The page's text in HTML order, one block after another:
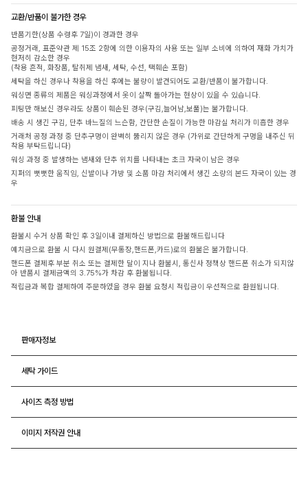
교환/반품이 불가한 경우
반품기한(상품 수령후 7일)이 경과한 경우
공정거래, 표준약관 제 15조 2항에 의한 이용자의 사용 또는 일부 소비에 의하여 재화 가치가
현저히 감소한 경우
(착용 흔적, 화장품, 탈취제 냄새, 세탁, 수선, 택훼손 포함)
세탁을 하신 경우나 착용을 하신 후에는 불량이 발견되어도 교환/반품이 불가합니다.
워싱면 종류의 제품은 워싱과정에서 옷이 살짝 돌아가는 현상이 있을 수 있습니다.
피팅만 해보신 경우라도 상품이 훼손된 경우(구김,늘어남,보풀)는 불가합니다.
배송 시 생긴 구김, 단추 바느질의 느슨함, 간단한 손질이 가능한 마감실 처리가 미흡한 경우
거래처 공정 과정 중 단추구멍이 완벽히 뚫리지 않은 경우 (가위로 간단하게 구멍을 내주신 뒤
착용 부탁드립니다)
워싱 과정 중 발생하는 냄새와 단추 위치를 나타내는 초크 자국이 남은 경우
지퍼의 뻣뻣한 움직임, 신발이나 가방 및 소품 마감 처리에서 생긴 소량의 본드 자국이 있는 경
우
환불 안내
환불시 수거 상품 확인 후 3일이내 결제하신 방법으로 환불해드립니다
예치금으로 환불 시 다시 원결제(무통장,핸드폰,카드)로의 환불은 불가합니다.
핸드폰 결제후 부분 취소 또는 결제한 달이 지나 환불시, 통신사 정책상 핸드폰 취소가 되지않
아 반품시 결제금액의 3.75%가 차감 후 환불됩니다.
적립금과 복합 결제하여 주문하였을 경우 환불 요청시 적립금이 우선적으로 환원됩니다.
판매자정보
세탁 가이드
사이즈 측정 방법
이미지 저작권 안내